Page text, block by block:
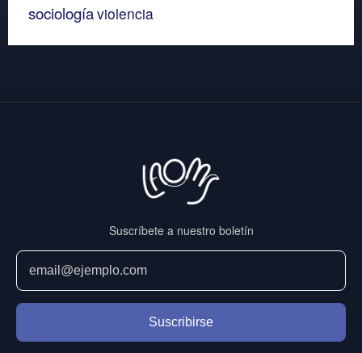
sociologíaviolencia
Suscríbete a nuestro boletín
Suscribirse